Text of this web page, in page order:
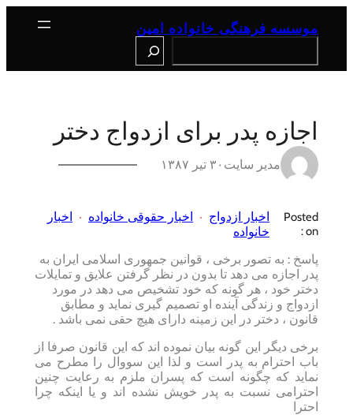
موسسه فرهنگی خانواده امین
اجازه پدر برای ازدواج دختر
مدیر سایت ۳۰ تیر ۱۳۸۷
Posted
on :
اخبار ازدواج اخبار حقوقی خانواده
اخبار
خانواده
پاسخ : به تصور برخی ، قوانین جمهوری اسلامی ایران به
پدر اجازه می دهد تا بدون در نظر گرفتن علایق و تمایلات
دختر خود ، هر گونه که خود تشخیص می دهد در مورد
ازدواج و زندگی آینده او تصمیم گیری نماید و مطابق
قانون ، دختر در این زمینه دارای هیچ حقی نمی باشد .
برخی دیگر این گونه بیان نموده اند که این قانون صرفا از
باب احترام به پدر است و لذا این سووال را مطرح می
نماید که چگونه است که پسران ملزم به رعایت چنین
احترامی نسبت به پدر خویش نشده اند و یا اینکه چرا
احترا